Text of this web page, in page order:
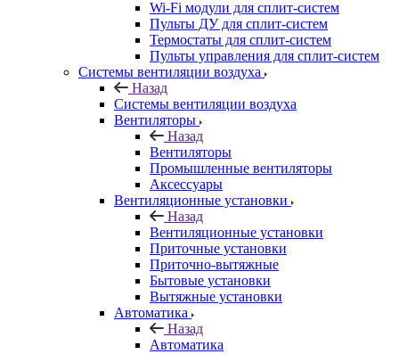
Wi-Fi модули для сплит-систем
Пульты ДУ для сплит-систем
Термостаты для сплит-систем
Пульты управления для сплит-систем
Системы вентиляции воздуха
Назад
Системы вентиляции воздуха
Вентиляторы
Назад
Вентиляторы
Промышленные вентиляторы
Аксессуары
Вентиляционные установки
Назад
Вентиляционные установки
Приточные установки
Приточно-вытяжные
Бытовые установки
Вытяжные установки
Автоматика
Назад
Автоматика